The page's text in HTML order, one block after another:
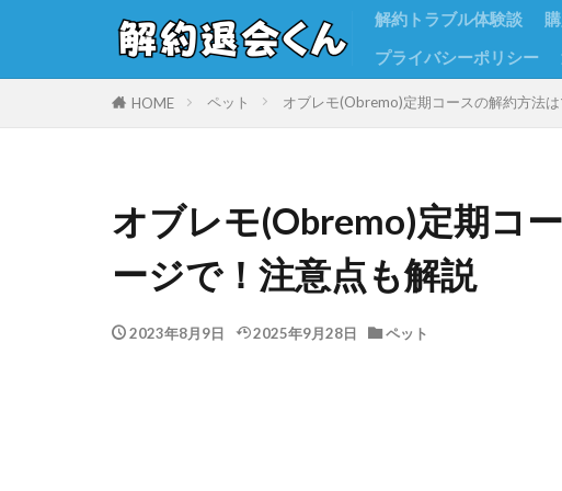
解約トラブル体験談
プライバシーポリシー
HOME ペット オブレモ(Obremo)定期コースの解約方法
オブレモ(Obremo)定期コ
ージで！注意点も解説
2023年8月9日 2025年9月28日 ペット